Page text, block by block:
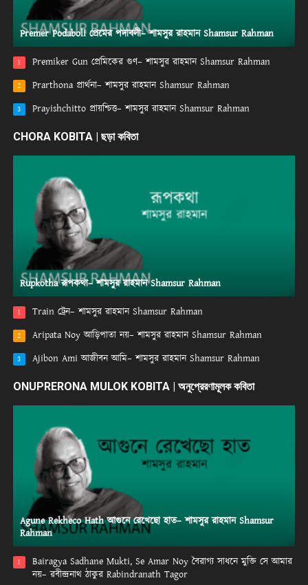
Premer Podaboli প্রেমের পদাবলী– শামসুর রাহমান Shamsur Rahman
1 Premiker Gun প্রেমিকের গুণ– শামসুর রাহমান Shamsur Rahman
2 Prarthona প্রার্থনা– শামসুর রাহমান Shamsur Rahman
3 Prayishchitto প্রায়শ্চিত্ত– শামসুর রাহমান Shamsur Rahman
CHORA KOBITA | ছড়া কবিতা
Rupkotha রূপকথা– শামসুর রাহমান Shamsur Rahman
1 Train ট্রেন– শামসুর রাহমান Shamsur Rahman
2 Aripata Noy আড়িপাতা নয়– শামসুর রাহমান Shamsur Rahman
3 Ajibon Ami আজীবন আমি– শামসুর রাহমান Shamsur Rahman
ONUPRERONA MULOK KOBITA | অনুপ্রেরণামূলক কবিতা
Agune Rekheco Hath আগুনে রেখেছো হাত– শামসুর রাহমান Shamsur
Rahman
1
Bairagya Sadhane Mukti, Se Amar Noy বৈরাগ্য সাধনে মুক্তি সে আমার
নয়– রবীন্দ্রনাথ ঠাকুর Rabindranath Tagor